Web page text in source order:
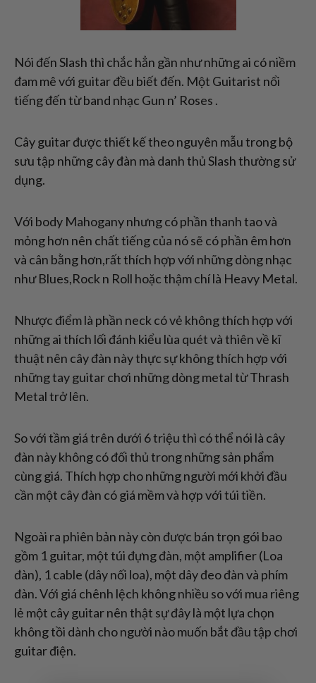
Nói đến Slash thì chắc hẳn gần như những ai có niềm
đam mê với guitar đều biết đến. Một Guitarist nổi
tiếng đến từ band nhạc Gun n’ Roses .
Cây guitar được thiết kế theo nguyên mẫu trong bộ
sưu tập những cây đàn mà danh thủ Slash thường sử
dụng.
Với body Mahogany nhưng có phần thanh tao và
mỏng hơn nên chất tiếng của nó sẽ có phần êm hơn
và cân bằng hơn,rất thích hợp với những dòng nhạc
như Blues,Rock n Roll hoặc thậm chí là Heavy Metal.
Nhược điểm là phần neck có vẻ không thích hợp với
những ai thích lối đánh kiểu lùa quét và thiên về kĩ
thuật nên cây đàn này thực sự không thích hợp với
những tay guitar chơi những dòng metal từ Thrash
Metal trở lên.
So với tầm giá trên dưới 6 triệu thì có thể nói là cây
đàn này không có đối thủ trong những sản phẩm
cùng giá. Thích hợp cho những người mới khởi đầu
cần một cây đàn có giá mềm và hợp với túi tiền.
Ngoài ra phiên bản này còn được bán trọn gói bao
gồm 1 guitar, một túi đựng đàn, một amplifier (Loa
đàn), 1 cable (dây nối loa), một dây đeo đàn và phím
đàn. Với giá chênh lệch không nhiều so với mua riêng
lẻ một cây guitar nên thật sự đây là một lựa chọn
không tồi dành cho người nào muốn bắt đầu tập chơi
guitar điện.